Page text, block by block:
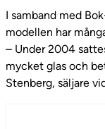
I samband med
modellen har
– Under 2004
mycket glas och
Stenberg, säljare